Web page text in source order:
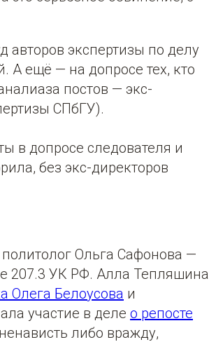
авторов экспертизы по делу
ещё — на допросе тех, кто
постов — экс-
СПбГУ).
в допросе следователя и
без экс-директоров
Ольга Сафонова —
207.3 УК РФ. Алла Тепляшина
Олега Белоусова и
участие в деле о репосте
либо вражду,